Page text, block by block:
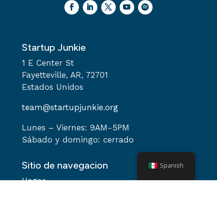
Startup Junkie
1 E Center St
Fayetteville, AR, 72701
Estados Unidos
team@startupjunkie.org
Lunes – Viernes: 9AM-5PM
Sábado y domingo: cerrado
Sitio de navegacion
Hogar
Spanish